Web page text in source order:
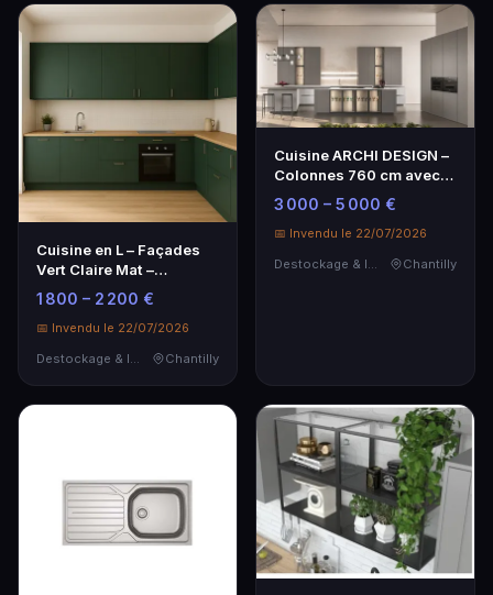
Cuisine en L – Façades
Vert Claire Mat –
Élégance et Modernité
1 800 – 2 200 €
📅 Invendu le 22/07/2026
Destockage & Invendus
Chantilly
Cuisine ARCHI DESIGN –
Colonnes 760 cm avec
îlot 280 cm
3 000 – 5 000 €
📅 Invendu le 22/07/2026
Chantilly